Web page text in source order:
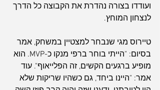
ועודדו בצורה נהדרת את הקבוצה כל הדרך
לנצחון המוחץ.
טיירוס מגי שנבחר למצטיין במשחק, אמר
בסיום: "הייתי בוחר ברפי מנקו כ-MVP. הוא
מופיע ברגעים הקשים, זה הפלייאוף". עוד
אמר: "היינו ביחד, גם כשהיו שריקות שלא